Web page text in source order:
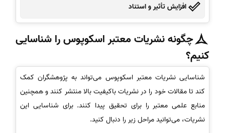
افزایش تأثیر و استناد
چگونه نشریات معتبر اسکوپوس را شناسایی
کنیم؟
شناسایی نشریات معتبر اسکوپوس می‌تواند به پژوهشگران کمک
کند تا مقالات خود را در نشریات باکیفیت بالا منتشر کنند و همچنین
منابع علمی معتبر را برای تحقیق پیدا کنند. برای شناسایی این
نشریات، می‌توانید مراحل زیر را دنبال کنید.